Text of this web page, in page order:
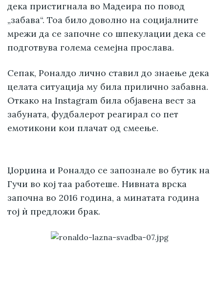
дека пристигнала во Мадеира по повод
„забава“. Тоа било доволно на социјалните
мрежи да се започне со шпекулации дека се
подготвува голема семејна прослава.
Сепак, Роналдо лично ставил до знаење дека
целата ситуација му била прилично забавна.
Откако на Instagram била објавена вест за
забуната, фудбалерот реагирал со пет
емотикони кои плачат од смеење.
Џорџина и Роналдо се запознале во бутик на
Гучи во кој таа работеше. Нивната врска
започна во 2016 година, а минатата година
тој ѝ предложи брак.